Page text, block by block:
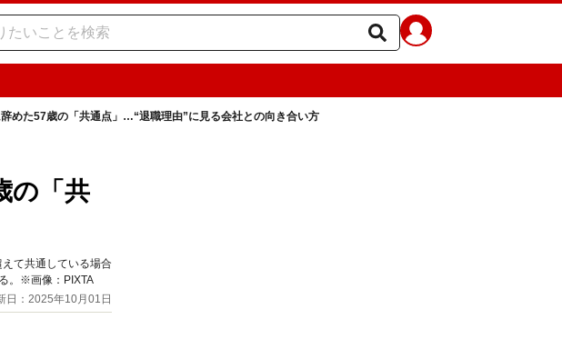
めた57歳の「共通点」…“退職理由”に見る会社との向き合い方
の「共
て共通している場合
。※画像：PIXTA
日：2025年10月01日